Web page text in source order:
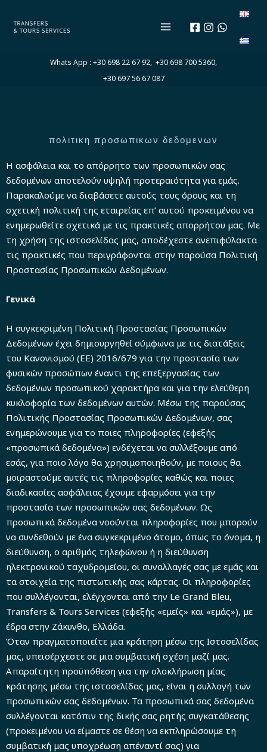
στο
Whats App : +30 698 22 67 92, +30 698 700 5360,
+30 697 56 67 087
πολιτικη προσωπικων δεδομενων
Η ασφάλεια και το απόρρητο των προσωπικών σας
δεδομένων αποτελούν υψηλή προτεραιότητα για εμάς.
Παρακαλούμε να διαβάσετε αυτούς τους όρους και τη
σχετική πολιτική της εταιρείας επ’ αυτού προκειμένου να
ενημερωθείτε σχετικά με τις πρακτικές απορρήτου μας. Με
τη χρήση της ιστοσελίδας μας, αποδέχεστε ανεπιφύλακτα
τις πρακτικές που περιγράφονται στην παρούσα Πολιτική
Προστασίας Προσωπικών Δεδομένων.
Γενικά
Η συγκεκριμένη Πολιτική Προστασίας Προσωπικών
Δεδομένων έχει δημιουργηθεί σύμφωνα με τις διατάξεις
του Κανονισμού (ΕΕ) 2016/679 για την προστασία των
φυσικών προσώπων έναντι της επεξεργασίας των
δεδομένων προσωπικού χαρακτήρα και για την ελεύθερη
κυκλοφορία των δεδομένων αυτών. Μέσω της παρούσας
Πολιτικής Προστασίας Προσωπικών Δεδομένων, σας
ενημερώνουμε για το ποιες πληροφορίες (εφεξής
«προσωπικά δεδομένα») ενδέχεται να συλλέξουμε από
εσάς, για ποιο λόγο θα χρησιμοποιηθούν, με ποιους θα
μοιραστούμε αυτές τις πληροφορίες καθώς και ποιες
διαδικασίες ασφάλειας έχουμε εφαρμόσει για την
προστασία των προσωπικών σας δεδομένων. Ως
προσωπικά δεδομένα νοούνται πληροφορίες που μπορούν
να συνδεθούν με ένα συγκεκριμένο άτομο, όπως το όνομα, η
διεύθυνση, ο αριθμός τηλεφώνου ή η διεύθυνση
ηλεκτρονικού ταχυδρομείου, οι συναλλαγές σας με εμάς και
τα στοιχεία της πιστωτικής σας κάρτας. Οι πληροφορίες
που συλλέγονται, ελέγχονται από την Le Grand Bleu,
Transfers & Tours Services (εφεξής «εμείς» και «εμάς»), με
έδρα στην Zάκυνθο, Ελλάδα.
Όταν πραγματοποιείτε μια κράτηση μέσω της Ιστοσελίδας
μας, υπεισέρχεστε σε μια συμβατική σχέση μαζί μας.
Απαραίτητη προϋπόθεση για την ολοκλήρωση μίας
κράτησης μέσω της ιστοσελίδας μας, είναι η συλλογή των
προσωπικών σας δεδομένων. Τα προσωπικά σας δεδομένα
συλλέγονται κατόπιν της δικής σας ρητής συγκατάθεσης
(προκειμένου να είμαστε σε θέση να εκπληρώσουμε τη
συμβατική μας υποχρέωση απέναντί σας) για